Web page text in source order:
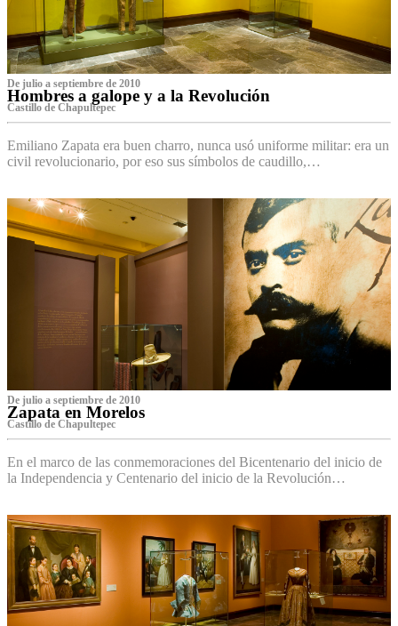
De julio a septiembre de 2010
Hombres a galope y a la Revolución
Castillo de Chapultepec
Emiliano Zapata era buen charro, nunca usó uniforme militar: era un
civil revolucionario, por eso sus símbolos de caudillo,…
De julio a septiembre de 2010
Zapata en Morelos
Castillo de Chapultepec
En el marco de las conmemoraciones del Bicentenario del inicio de
la Independencia y Centenario del inicio de la Revolución…